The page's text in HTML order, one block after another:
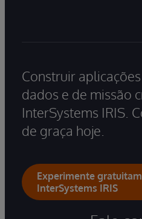
Construir
dados e de missão
InterSystems IRIS.
de graça hoje.
Experimente
InterSystems IRIS